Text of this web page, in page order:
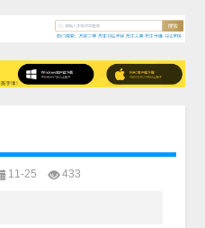
11-25 433